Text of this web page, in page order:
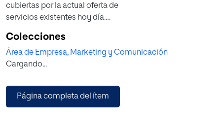
cubiertas por la actual oferta de
servicios existentes hoy día.
negocio que abarca varios sub-sectores
dentro del sector servicios, concretamente, los de la salud,
la actividad física y la educación,
y trasversales a todos ellos, la
diferenciación al cliente y el empleo de las nuevas
Colecciones
Área de Empresa, Marketing y Comunicación
Cargando...
Página completa del ítem